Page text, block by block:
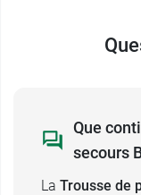
1 pince à
comprenant
Que
secours
La Trousse de